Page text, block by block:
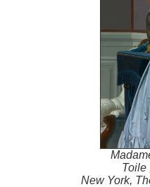
Toile
New York,